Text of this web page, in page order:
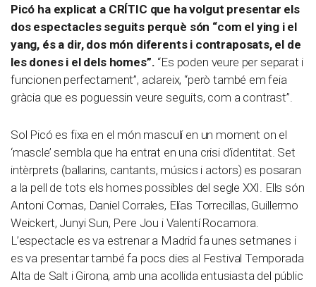
Picó ha explicat a CRÍTIC que ha volgut presentar els
dos espectacles seguits perquè són “com el ying i el
yang, és a dir, dos món diferents i contraposats, el de
les dones i el dels homes”. “Es poden veure per separat i
funcionen perfectament”, aclareix, “però també em feia
gràcia que es poguessin veure seguits, com a contrast”.
Sol Picó es fixa en el món masculí en un moment on el
‘mascle’ sembla que ha entrat en una crisi d’identitat. Set
intèrprets (ballarins, cantants, músics i actors) es posaran
a la pell de tots els homes possibles del segle XXI. Ells són
Antoni Comas, Daniel Corrales, Elías Torrecillas, Guillermo
Weickert, Junyi Sun, Pere Jou i Valentí Rocamora.
L’espectacle es va estrenar a Madrid fa unes setmanes i
es va presentar també fa pocs dies al Festival Temporada
Alta de Salt i Girona, amb una acollida entusiasta del públic